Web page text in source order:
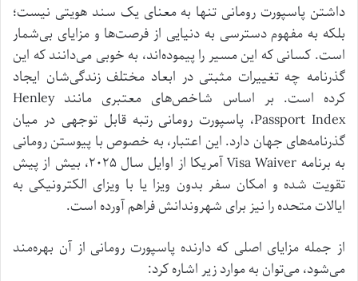
داشتن پاسپورت رومانی تنها به معنای یک سند هویتی نیست؛
بلکه به مفهوم دسترسی به دنیایی از فرصت‌ها و مزایای بی‌شمار
است. کسانی که این مسیر را پیموده‌اند، به خوبی می‌دانند که این
گذرنامه چه تغییرات مثبتی در ابعاد مختلف زندگی‌شان ایجاد
کرده است. بر اساس شاخص‌های معتبری مانند Henley
Passport Index، پاسپورت رومانی رتبه قابل توجهی در میان
گذرنامه‌های جهان دارد. این اعتبار، به خصوص با پیوستن رومانی
به برنامه Visa Waiver آمریکا از اوایل سال ۲۰۲۵، بیش از پیش
تقویت شده و امکان سفر بدون ویزا یا با ویزای الکترونیکی به
ایالات متحده را نیز برای شهروندانش فراهم آورده است.
از جمله مزایای اصلی که دارنده پاسپورت رومانی از آن بهره‌مند
می‌شود، می‌توان به موارد زیر اشاره کرد: